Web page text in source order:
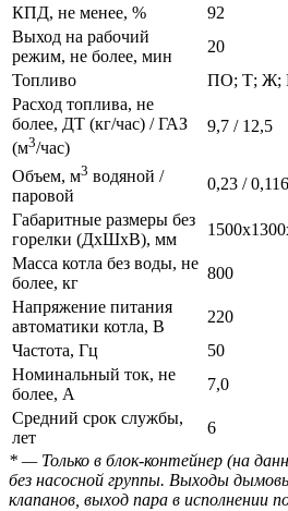
КПД, не менее, %
92
Выход на рабочий
режим, не более, мин
20
Топливо
ПО; Т; Ж; Г
Расход топлива, не
более, ДТ (кг/час) / ГАЗ
(м3/час)
9,7 / 12,5
Объем, м3 водяной /
паровой
0,23 / 0,116
Габаритные размеры без
горелки (ДхШхВ), мм
Масса котла без воды, не
более, кг
800
Напряжение питания
автоматики котла, В
220
Частота, Гц
50
Номинальный ток, не
более, А
7,0
Средний срок службы,
лет
6
* — Только в блок-контейнер (на
без насосной группы. Выходы
клапанов, выход пара в исполнении